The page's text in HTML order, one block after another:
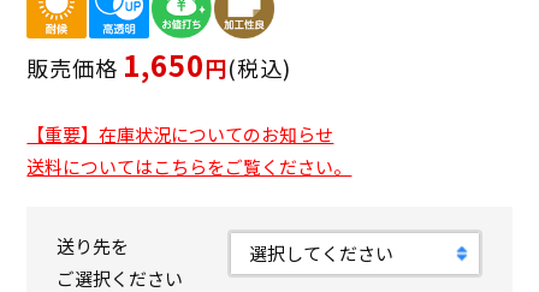
販売価格 1,650 税込
【重要】在庫状況についてのお知らせ
送料についてはこちらをご覧ください。
送り先を
ご選択ください